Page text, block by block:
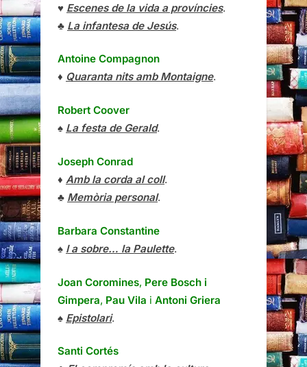
♥ Escenes de la vida a províncies.
♣ La infantesa de Jesús.
Antoine Compagnon
♦ Quaranta nits amb Montaigne.
Robert Coover
♠ La festa de Gerald.
Joseph Conrad
♦ Amb la corda al coll.
♣ Memòria personal.
Barbara Constantine
♠ I a sobre… la Paulette.
Joan Coromines, Pere Bosch i
Gimpera, Pau Vila i Antoni Griera
♠ Epistolari.
Santi Cortés